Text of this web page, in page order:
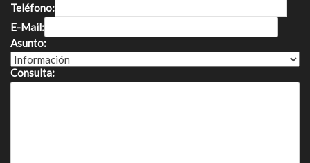
Teléfono:
E-Mail:
Asunto:
Consulta: